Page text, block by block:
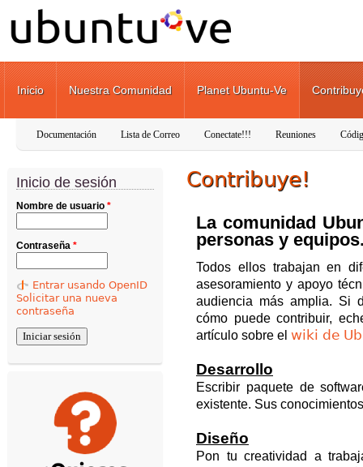
Pasar al contenido principal
Inicio Nuestra Comunidad Planet Ubuntu-Ve
Documentación Lista de Correo Conectate!!! Reuniones
Inicio de sesión
Nombre de usuario *
Contraseña *
Entrar usando OpenID
Solicitar una nueva
contraseña
Contribuye!
La comunidad
personas y
Todos ellos trabajan en
asesoramiento y apoyo
audiencia más amplia. Si
cómo puede contribuir,
artículo sobre el wiki de
Desarrollo
Escribir paquete de
existente. Sus
Diseño
Pon tu creatividad a